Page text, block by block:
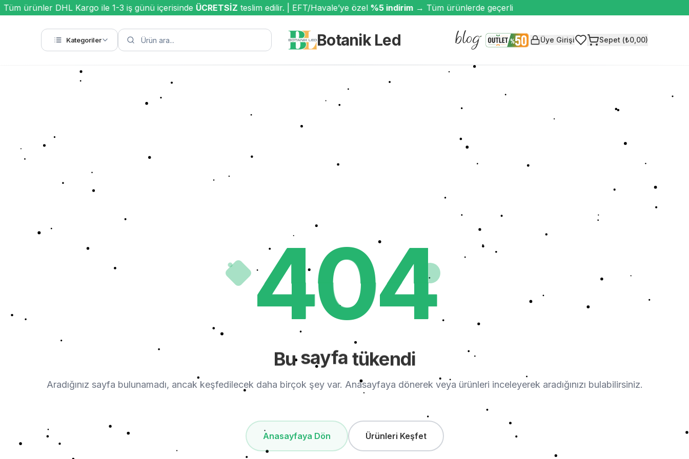
ürünler DHL Kargo ile 1-3 iş günü içerisindeÜCRETSİZteslim edilir. | EFT/Havale’ye özel%5 indirim→ Tüm ürünlerde geçerli
Kategoriler Botanik Led Üye Girişi Sepet (₺0,00)
404
404
404
Bu sayfa tükendi
Aradığınız sayfa bulunamadı, ancak keşfedilecek daha birçok şey var. Anasayfaya dönerek veya ürünleri inceleyerek aradığınızı bulabilirsiniz.
Anasayfaya Dön Ürünleri Keşfet